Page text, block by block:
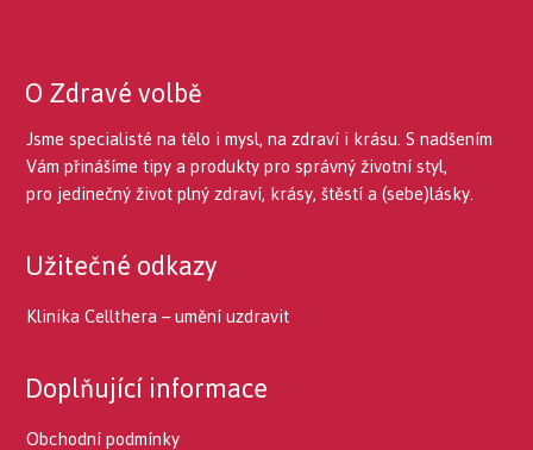
O Zdravé volbě
Jsme specialisté na tělo i mysl, na zdraví i krásu. S nadšením
Vám přinášíme tipy a produkty pro správný životní styl,
pro jedinečný život plný zdraví, krásy, štěstí a (sebe)lásky.
Užitečné odkazy
Klinika Cellthera – umění uzdravit
Doplňující informace
Obchodní podmínky